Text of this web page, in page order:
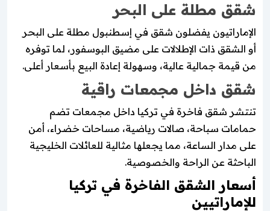
شقق مطلة على البحر
الإماراتيون يفضلون شقق في إسطنبول مطلة على البحر
أو الشقق ذات الإطلالات على مضيق البوسفور، لما توفره
من قيمة جمالية عالية، وسهولة إعادة البيع بأسعار أعلى.
شقق داخل مجمعات راقية
تنتشر شقق فاخرة في تركيا داخل مجمعات تضم
حمامات سباحة، صالات رياضية، مساحات خضراء، أمن
على مدار الساعة، مما يجعلها مثالية للعائلات الخليجية
الباحثة عن الراحة والخصوصية.
أسعار الشقق الفاخرة في تركيا
للإماراتيين